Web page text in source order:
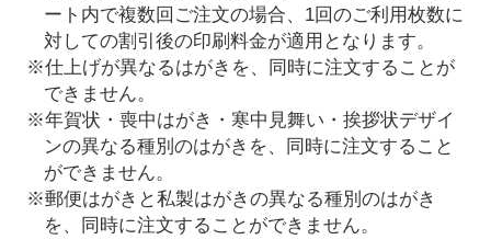
ート内で複数回ご注文の場合、1回のご利用枚数に
対しての割引後の印刷料金が適用となります。
※仕上げが異なるはがきを、同時に注文することが
できません。
※年賀状・喪中はがき・寒中見舞い・挨拶状デザイ
ンの異なる種別のはがきを、同時に注文すること
ができません。
※郵便はがきと私製はがきの異なる種別のはがき
を、同時に注文することができません。